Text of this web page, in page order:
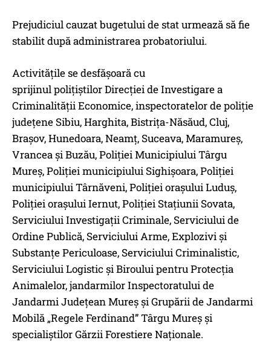
Prejudiciul cauzat bugetului de stat urmează să fie
stabilit după administrarea probatoriului.
Activitățile se desfășoară cu
sprijinul polițiștilor Direcției de Investigare a
Criminalității Economice, inspectoratelor de poliție
județene Sibiu, Harghita, Bistrița-Năsăud, Cluj,
Brașov, Hunedoara, Neamț, Suceava, Maramureș,
Vrancea și Buzău, Poliției Municipiului Târgu
Mureș, Poliției municipiului Sighișoara, Poliției
municipiului Târnăveni, Poliției orașului Luduș,
Poliției orașului Iernut, Poliției Stațiunii Sovata,
Serviciului Investigații Criminale, Serviciului de
Ordine Publică, Serviciului Arme, Explozivi și
Substanțe Periculoase, Serviciului Criminalistic,
Serviciului Logistic și Biroului pentru Protecția
Animalelor, jandarmilor Inspectoratului de
Jandarmi Județean Mureș și Grupării de Jandarmi
Mobilă „Regele Ferdinand” Târgu Mureș și
specialiștilor Gărzii Forestiere Naționale.